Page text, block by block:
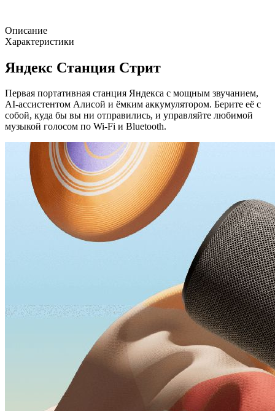
Описание
Характеристики
Яндекс Станция Стрит
Первая портативная станция Яндекса с мощным звучанием,
AI-ассистентом Алисой и ёмким аккумулятором. Берите её с
собой, куда бы вы ни отправились, и управляйте любимой
музыкой голосом по Wi-Fi и Bluetooth.